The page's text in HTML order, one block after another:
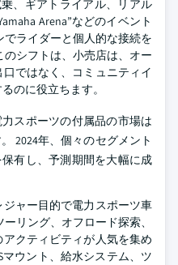
、ギアトライアル、リアル
Arena”などのイベント
ライダーと個人的な接続を
シフトは、小売店は、オー
ではなく、コミュニティイ
のに役立ちます。
スポーツの付属品の市場は
2024年、個々のセグメント
有し、予測期間を大幅に成
ャー目的で電力スポーツ車
リング、オフロード探索、
クティビティが人気を集め
ウント、給水システム、ツ